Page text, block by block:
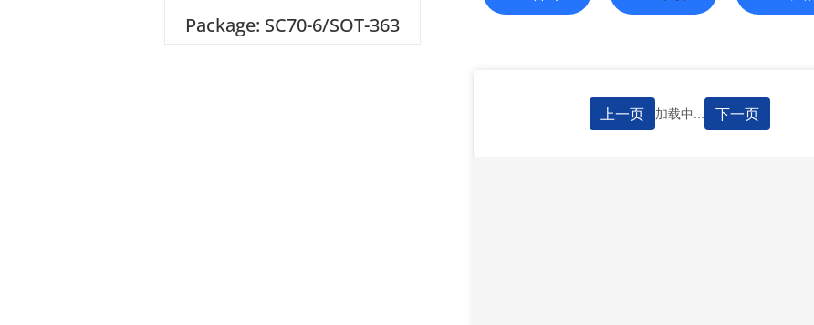
Package: SC70-6/SOT-363
上一页 加载中... 下一页